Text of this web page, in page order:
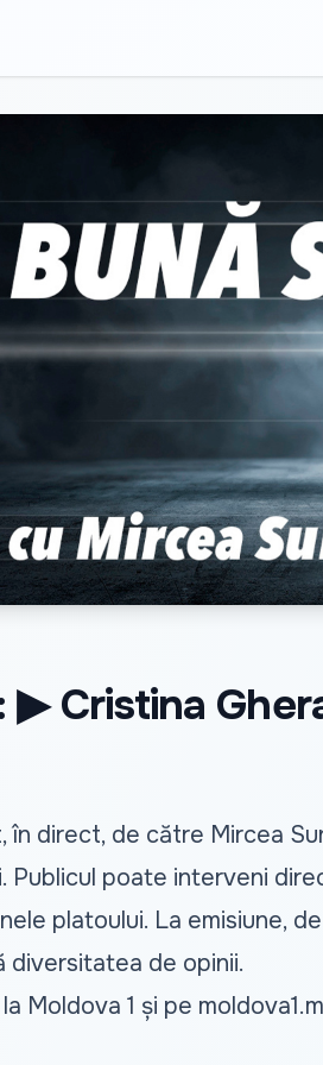
▶ Cristina
direct, de către Mircea
poate interveni
platoului. La emisiune,
de opinii.
Moldova 1 și pe